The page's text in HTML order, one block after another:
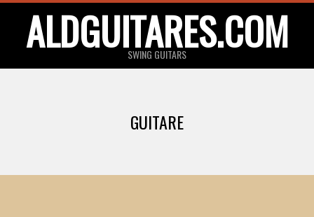
contentALDGUITARES.COM
SWING GUITARS
GUITARE